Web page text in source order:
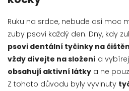
Ruku na srdce, nebude asi moc
zuby psovi každý den. Dny, kdy
psovi dentální tyčinky na
vždy dívejte na složení a
obsahují aktivní látky a ne
Z tohoto důvodu byly vyvinuty